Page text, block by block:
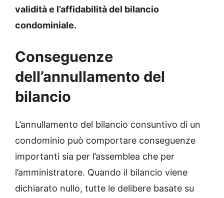
validità e l’affidabilità del bilancio
condominiale.
Conseguenze
dell’annullamento del
bilancio
L’annullamento del bilancio consuntivo di un
condominio può comportare conseguenze
importanti sia per l’assemblea che per
l’amministratore. Quando il bilancio viene
dichiarato nullo, tutte le delibere basate su